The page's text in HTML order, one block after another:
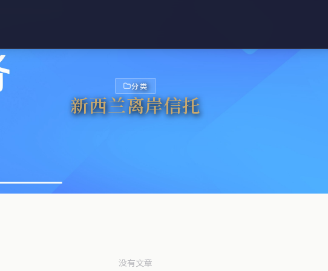
分类
新西兰离岸信托
没有文章